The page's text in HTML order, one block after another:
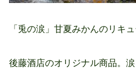
「兎の涙」甘夏みかんのリキ
後藤酒店のオリジナル商品。